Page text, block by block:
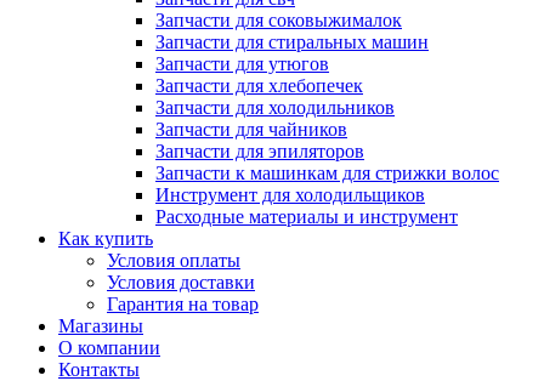
Запчасти для соковыжималок
Запчасти для стиральных машин
Запчасти для утюгов
Запчасти для хлебопечек
Запчасти для холодильников
Запчасти для чайников
Запчасти для эпиляторов
Запчасти к машинкам для стрижки волос
Инструмент для холодильщиков
Расходные материалы и инструмент
Как купить
Условия оплаты
Условия доставки
Гарантия на товар
Магазины
О компании
Контакты